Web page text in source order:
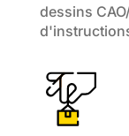
dessins